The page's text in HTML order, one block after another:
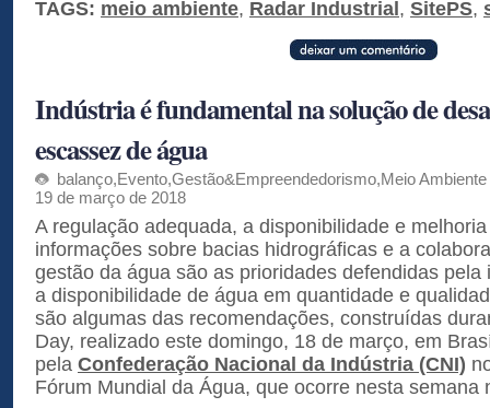
TAGS: meio ambiente, Radar Industrial, SitePS,
Indústria é fundamental na solução de
escassez de água
balanço,Evento,Gestão&Empreendedorismo,Meio
19 de março de 2018
A regulação adequada, a disponibilidade e
informações sobre bacias hidrográficas e a
gestão da água são as prioridades defendidas pela
a disponibilidade de água em quantidade e
são algumas das recomendações, construídas
Day, realizado este domingo, 18 de março, em
pela Confederação Nacional da Indústria (CNI)
Fórum Mundial da Água, que ocorre nesta semana